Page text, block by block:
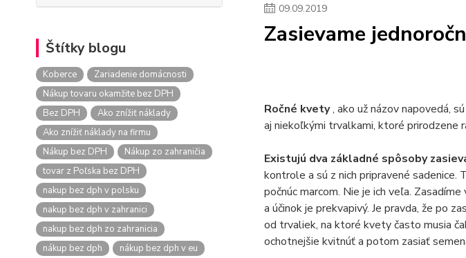
Štítky blogu
Koberce
Zariadenie domácnosti
Nákup tovaru okamžite bez DPH
Bez DPH
Ako znížiť náklady
Ako znížiť náklady na firmu
Nákup bez DPH
Nákup zo zahraničia
tovar z Poľska bez DPH
nakup bez dph v polsku
nakup bez dph v zahranici
nakup bez dph zo zahranicia
nákup bez dph
nákup bez dph v eu
09.09.2019
Zasievame
Ročné kvety, ako už názov napovedá,
aj niekoľkými trvalkami, ktoré prirodzene
Existujú dva základné spôsoby
kontrole a sú z nich pripravené
počnúc marcom. Nie je ich veľa.
a účinok je prekvapivý. Je pravda, že po
od trvaliek, na ktoré kvety často musia
ochotnejšie kvitnúť a potom zasiať